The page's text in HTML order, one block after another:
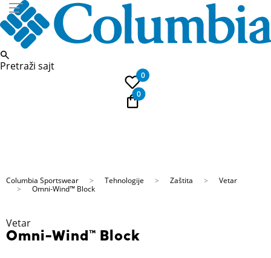
Pretraži sajt
0
0
Columbia Sportswear Tehnologije Zaštita
Vetar
Omni-Wind™ Block
Vetar
Omni-Wind™ Block